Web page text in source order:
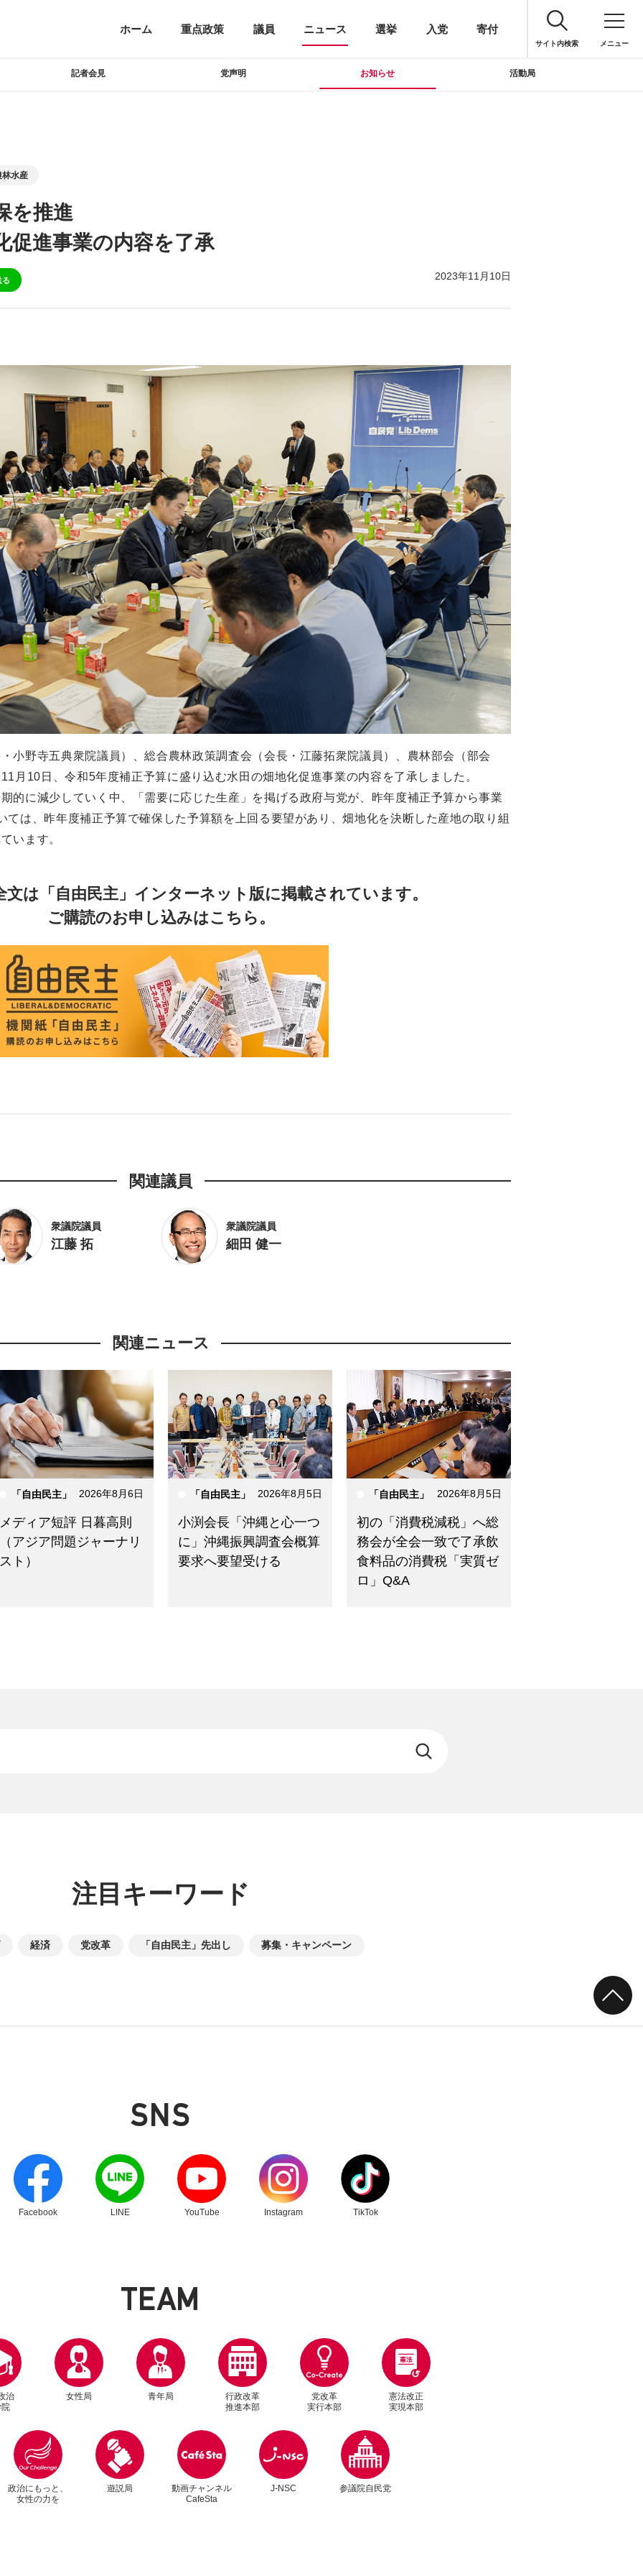
ホーム
重点政策 議員 ニュース 選挙 入党 寄付
サイト内検索 メニュー
記者会見 党声明 お知らせ 活動局
林水産
を推進
促進事業の内容を了承
2023年11月10日
る
小野寺五典衆院議員）、総合農林政策調査会（会長・江藤拓衆院議員）、農林部会（部会
月10日、令和5年度補正予算に盛り込む水田の畑地化促進事業の内容を了承しました。
的に減少していく中、「需要に応じた生産」を掲げる政府与党が、昨年度補正予算から事業
ては、昨年度補正予算で確保した予算額を上回る要望があり、畑地化を決断した産地の取り組
います。
文は「自由民主」インターネット版に掲載されています。
ご購読のお申し込みはこちら。
関連議員
衆議院議員
江藤 拓
衆議院議員
細田 健一
関連ニュース
「自由民主」 2026年8月6日
メディア短評 日暮高則
（アジア問題ジャーナリ
スト）
「自由民主」 2026年8月5日
小渕会長「沖縄と心一つ
に」沖縄振興調査会概算
要求へ要望受ける
「自由民主」 2026年8月5日
初の「消費税減税」へ総
務会が全会一致で了承飲
食料品の消費税「実質ゼ
ロ」Q&A
注目キーワード
経済 党改革 「自由民主」先出し 募集・キャンペーン
SNS
Facebook
別ウィンドウリンク
LINE
別ウィンドウリンク
YouTube
別ウィンドウリンク
Instagram
別ウィンドウリンク
TikTok
別ウィンドウリンク
TEAM
治
院
女性局 青年局
行政改革
推進本部
党改革
実行本部
憲法改正
実現本部
政治にもっと、
女性の力を
別ウィンドウリンク
遊説局
別ウィンドウリンク
動画チャンネル
CafeSta
J-NSC 参議院自民党
別ウィンドウリンク